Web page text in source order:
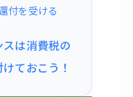
付を受ける
スは消費税の
ておこう！